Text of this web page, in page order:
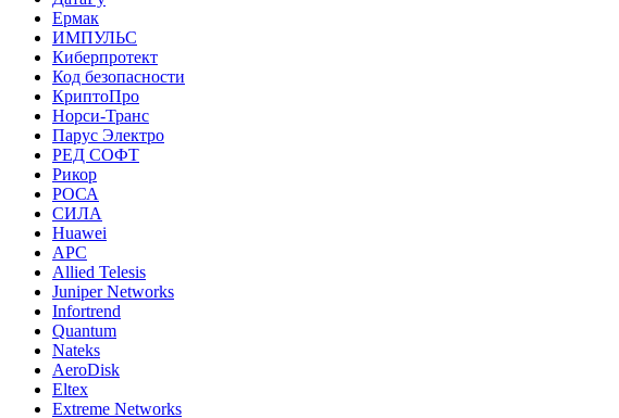
Ермак
ИМПУЛЬС
Киберпротект
Код безопасности
КриптоПро
Норси-Транс
Парус Электро
РЕД СОФТ
Рикор
РОСА
СИЛА
Huawei
APC
Allied Telesis
Juniper Networks
Infortrend
Quantum
Nateks
AeroDisk
Eltex
Extreme Networks